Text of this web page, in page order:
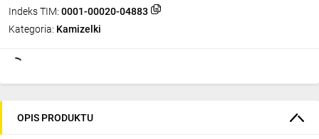
Indeks TIM: 0001-00020-04883
Kategoria: Kamizelki
OPIS PRODUKTU